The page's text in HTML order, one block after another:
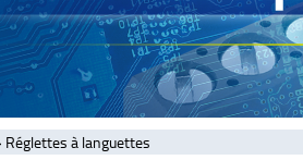
Réglettes à languettes